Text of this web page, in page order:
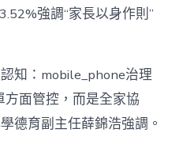
強調“家長以身作則”
知：mobile_phone治理
方面管控，而是全家協
德育副主任薛錦浩強調。